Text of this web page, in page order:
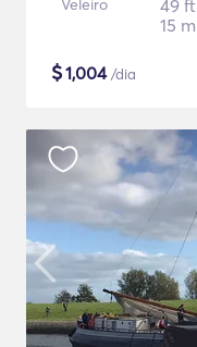
Veleiro
49 ft
15 m
$1,004/dia